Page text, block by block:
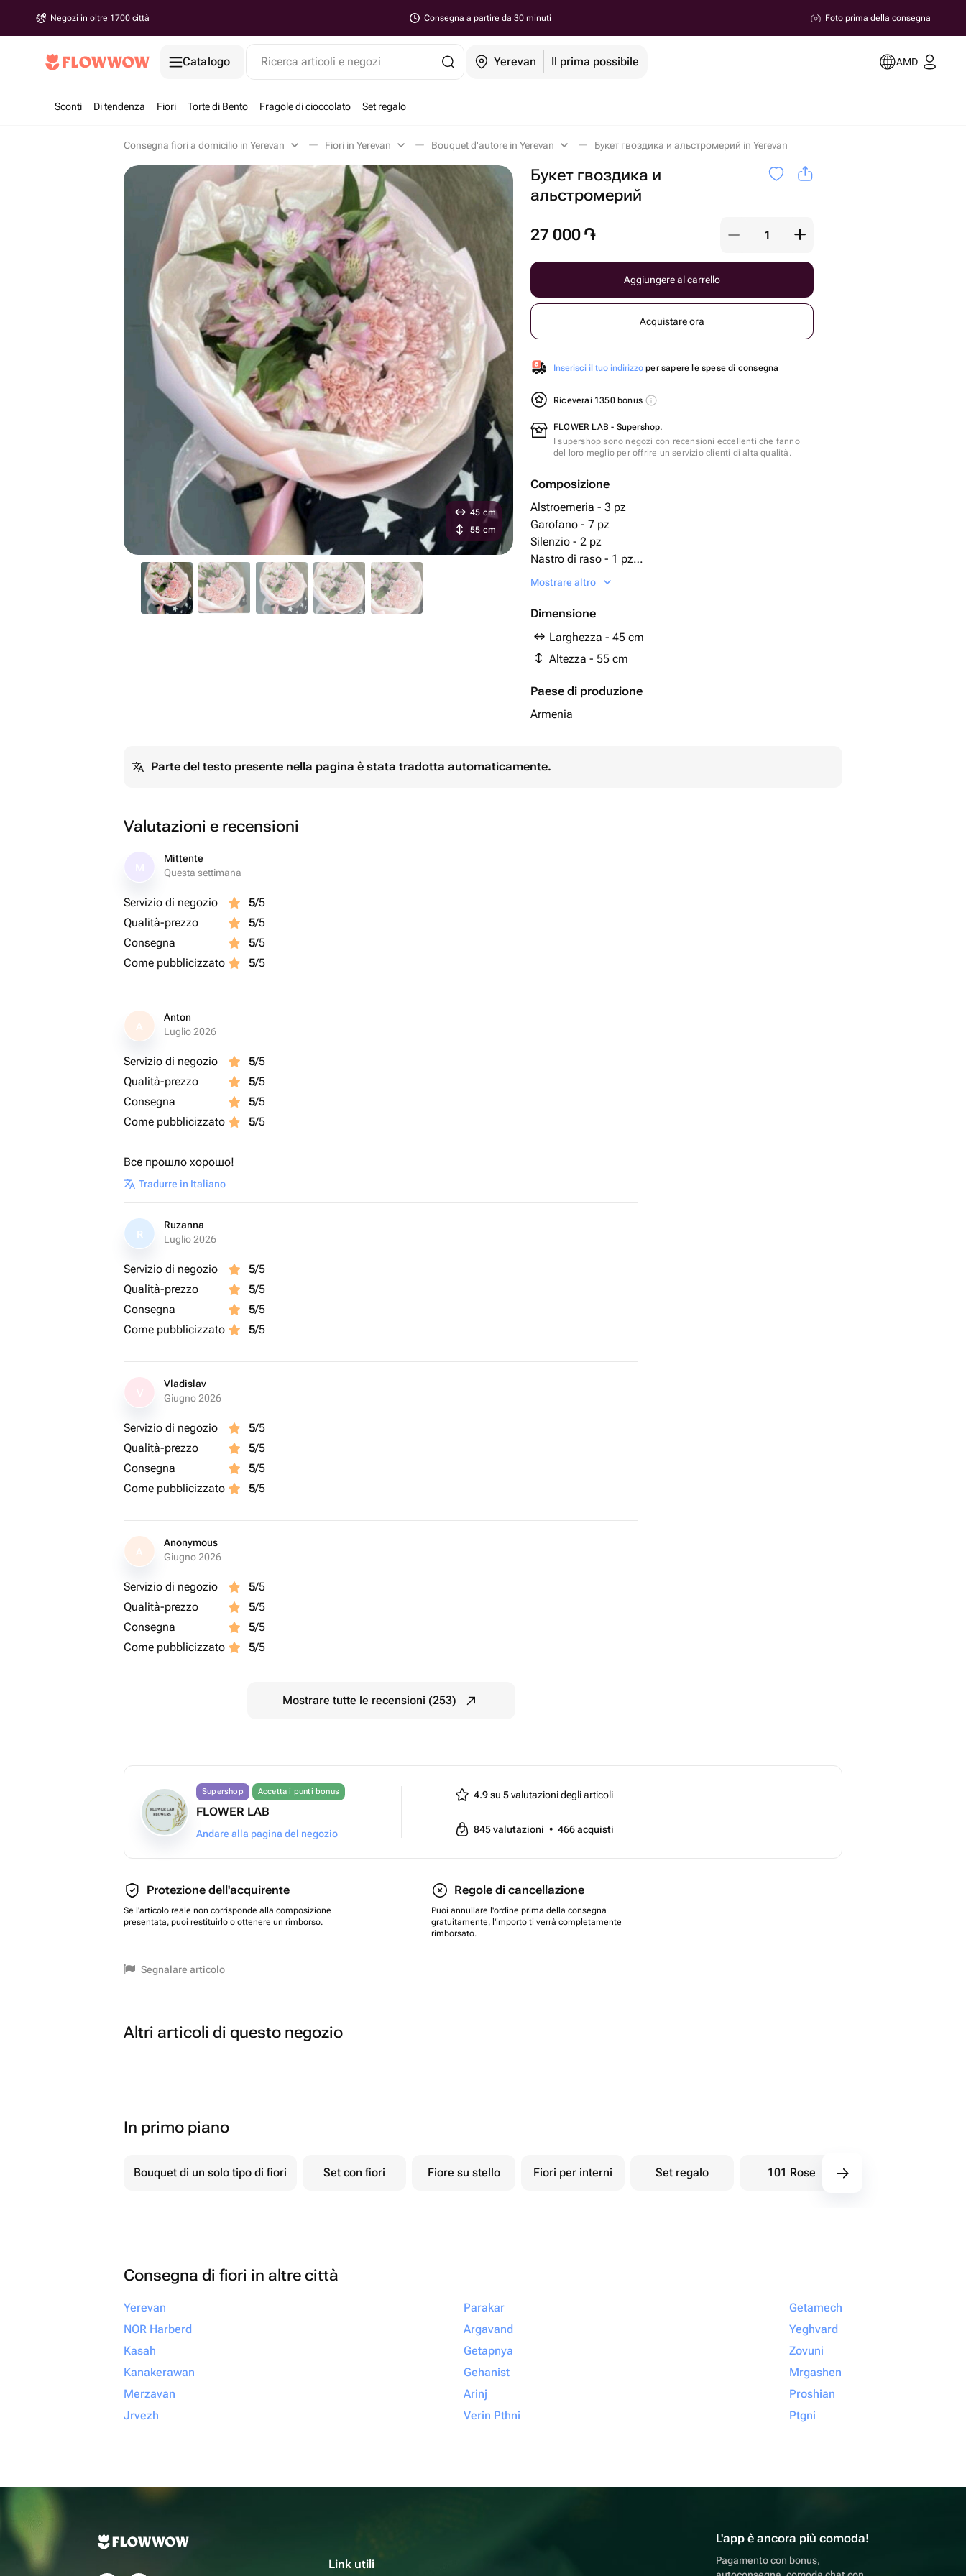
Negozi in oltre 1700 città Consegna a partire da 30 minuti Foto prima della consegna
Catalogo Ricerca articoli e negozi Yerevan Il prima possibile AMD
Sconti Di tendenza Fiori Torte di Bento Fragole di cioccolato Set regalo
Consegna fiori a domicilio in Yerevan Fiori in Yerevan Bouquet d'autore in Yerevan Букет гвоздика и альстромерий in Yerevan
Букет гвоздика и
альстромерий
27 000 ֏
Aggiungere al carrello
Acquistare ora
Inserisci il tuo indirizzo per sapere le spese di consegna
Riceverai 1350 bonus
FLOWER LAB - Supershop.
I supershop sono negozi con recensioni eccellenti che fanno
del loro meglio per offrire un servizio clienti di alta qualità.
Composizione
Alstroemeria - 3 pz
Garofano - 7 pz
Silenzio - 2 pz
Nastro di raso - 1 pz
Confezione di design - 2 pz
Mostrare altro
Dimensione
Larghezza - 45 cm
Altezza - 55 cm
Paese di produzione
Armenia
45 cm
55 cm
Parte del testo presente nella pagina è stata tradotta automaticamente.
Valutazioni e recensioni
Mittente
Questa settimana
Servizio di negozio 5/5
Qualità-prezzo
5/5
Consegna
5/5
Come pubblicizzato
5/5
A
Anton
Luglio 2026
Servizio di negozio 5/5
Qualità-prezzo
5/5
Consegna
5/5
Come pubblicizzato
5/5
Все прошло хорошо!
Tradurre in Italiano
R
Ruzanna
Luglio 2026
Servizio di negozio 5/5
Qualità-prezzo
5/5
Consegna
5/5
Come pubblicizzato
5/5
Vladislav
Giugno 2026
Servizio di negozio 5/5
Qualità-prezzo
5/5
Consegna
5/5
Come pubblicizzato
5/5
A
Anonymous
Giugno 2026
Servizio di negozio 5/5
Qualità-prezzo
5/5
Consegna
5/5
Come pubblicizzato
5/5
Mostrare tutte le recensioni (253)
Supershop Accetta i punti bonus
FLOWER LAB
Andare alla pagina del negozio
4.9 su 5valutazioni degli articoli
845valutazioni • 466acquisti
Protezione dell'acquirente
Se l'articolo reale non corrisponde alla composizione
presentata, puoi restituirlo o ottenere un rimborso.
Regole di cancellazione
Puoi annullare l'ordine prima della consegna
gratuitamente, l'importo ti verrà completamente
rimborsato.
Segnalare articolo
Altri articoli di questo negozio
In primo piano
Bouquet di un solo tipo di fiori Set con fiori Fiore su stello Fiori per interni Set regalo 101 Rose
Consegna di fiori in altre città
Yerevan
NOR Harberd
Kasah
Kanakerawan
Merzavan
Jrvezh
Parakar
Argavand
Getapnya
Gehanist
Arinj
Verin Pthni
Getamech
Yeghvard
Zovuni
Mrgashen
Proshian
Ptgni
Link utili
L'app è ancora più comoda!
Pagamento con bonus,